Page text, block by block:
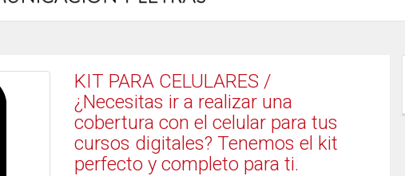
KIT PARA CELULARES /
¿Necesitas ir a realizar una
cobertura con el celular para tus
cursos digitales? Tenemos el kit
perfecto y completo para ti.